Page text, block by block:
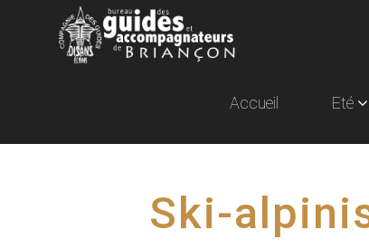
Accueil Eté
Ski-